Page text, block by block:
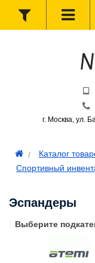
г. Москва, ул.
Каталог
Спортивный
Эспандеры
Выберите